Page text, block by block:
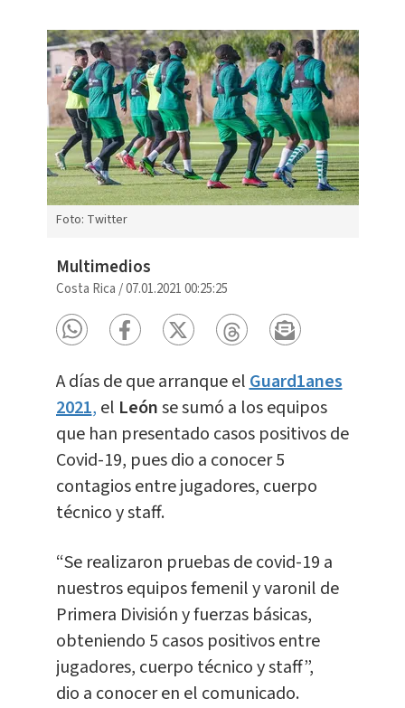
Foto: Twitter
Multimedios
Costa Rica /07.01.2021 00:25:25
A días de que arranque elGuard1anes
2021, el Leónse sumó a los equipos
que han presentado casos positivos de
Covid-19, pues dio a conocer 5
contagios entre jugadores, cuerpo
técnico y staff.
“Se realizaron pruebas de covid-19 a
nuestros equipos femenil y varonil de
Primera División y fuerzas básicas,
obteniendo 5 casos positivos entre
jugadores, cuerpo técnico y staff”,
dio a conocer en el comunicado.